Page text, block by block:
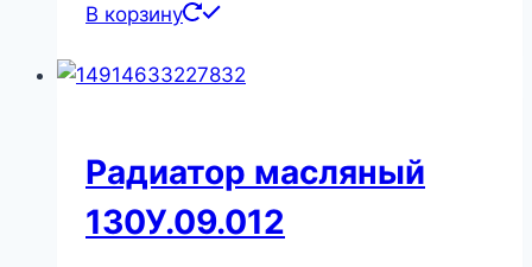
В корзину
Радиатор масляный
130У.09.012